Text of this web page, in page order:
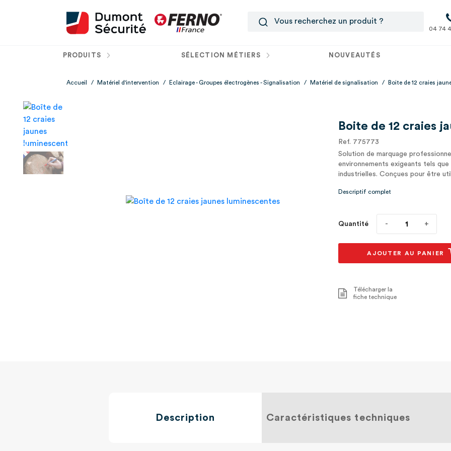
04 74
PRODUITS SÉLECTION MÉTIERS NOUVEAUTÉS
Accueil / Matériel d'intervention / Eclairage - Groupes électrogènes - Signalisation / Matériel de signalisation / Boite de 12 craies
Boite de 12 craies
Ref. 775773
Solution de marquage
environnements exigeants tels
industrielles. Conçues pour être
Descriptif complet
Quantité
AJOUTER AU PANIER
Télécharger la
fiche technique
Description Caractéristiques techniques